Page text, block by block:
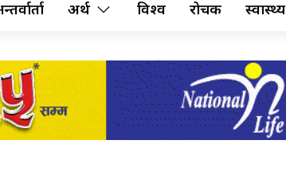
अर्थ विश्व रोचक स्वास्थ्य